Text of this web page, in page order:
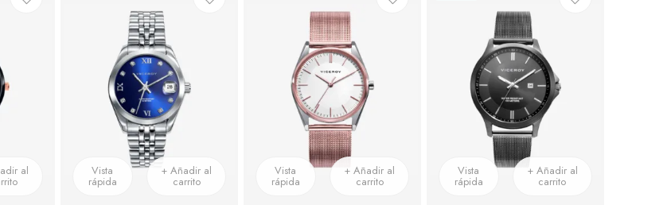
al Vista
rápida
+ Añadir al
carrito
Vista
rápida
+ Añadir al
carrito
Vista
rápida
+ Añadir al
carrito